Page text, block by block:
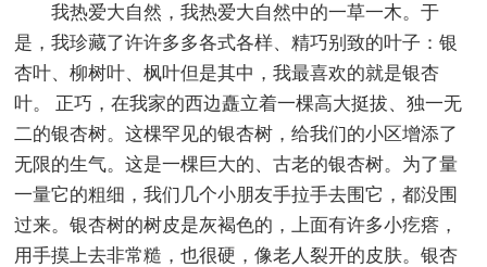
我热爱大自然，我热爱大自然中的一草一木。于
是，我珍藏了许许多多各式各样、精巧别致的叶子：银
杏叶、柳树叶、枫叶但是其中，我最喜欢的就是银杏
叶。 正巧，在我家的西边矗立着一棵高大挺拔、独一无
二的银杏树。这棵罕见的银杏树，给我们的小区增添了
无限的生气。这是一棵巨大的、古老的银杏树。为了量
一量它的粗细，我们几个小朋友手拉手去围它，都没围
过来。银杏树的树皮是灰褐色的，上面有许多小疙瘩，
用手摸上去非常糙，也很硬，像老人裂开的皮肤。银杏